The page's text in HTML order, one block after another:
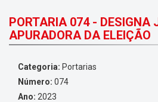
PORTARIA 074 - DESIGNA
APURADORA DA ELEIÇÃO
Categoria: Portarias
Número: 074
Ano: 2023